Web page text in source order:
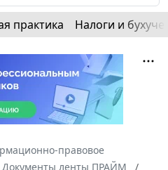
практика Налоги и
правовое
Документы ленты ПРАЙМ